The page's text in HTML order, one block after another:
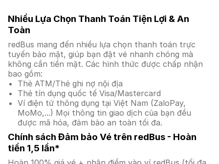
Nhiều Lựa Chọn Thanh Toán Tiện Lợi & An
Toàn
redBus mang đến nhiều lựa chọn thanh toán trực
tuyến bảo mật, giúp bạn đặt vé nhanh chóng mà
không cần tiền mặt. Các hình thức được chấp nhận
bao gồm:
Thẻ ATM/Thẻ ghi nợ nội địa
Thẻ tín dụng quốc tế Visa/Mastercard
Ví điện tử thông dụng tại Việt Nam (ZaloPay,
MoMo,...) Mọi thông tin giao dịch của bạn đều
được mã hóa, đảm bảo an toàn tối đa.
Chính sách Đảm bảo Vé trên redBus - Hoàn
tiền 1,5 lần*